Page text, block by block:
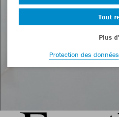
Tout
Plus
Protection des données